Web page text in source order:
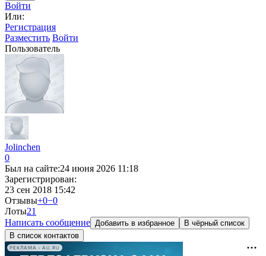
Войти
Или:
Регистрация
Разместить Войти
Пользователь
Jolinchen
0
Был на сайте:24 июня 2026 11:18
Зарегистрирован:
23 сен 2018 15:42
Отзывы+0−0
Лоты21
Написать сообщение Добавить в избранное
В чёрный список
В список контактов
РЕКЛАМА • AU.RU